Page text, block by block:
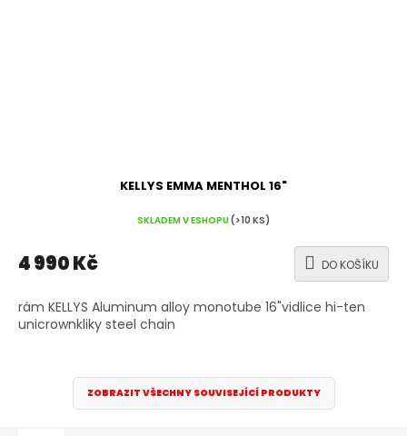
KELLYS EMMA MENTHOL 16"
SKLADEM V ESHOPU(>10 KS)
4 990 Kč DO KOŠÍKU
rám KELLYS Aluminum alloy monotube 16"vidlice hi-ten
unicrownkliky steel chain
ZOBRAZIT VŠECHNY SOUVISEJÍCÍ PRODUKTY